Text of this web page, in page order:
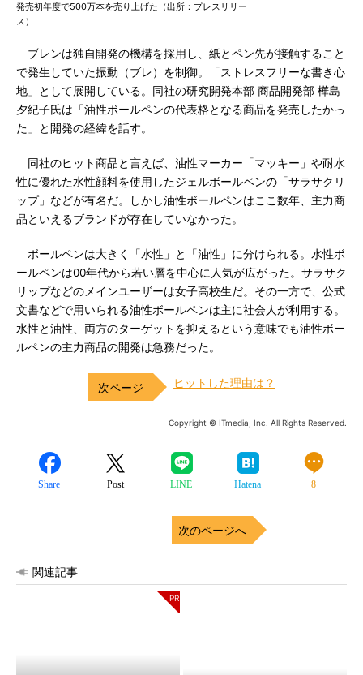
発売初年度で500万本を売り上げた（出所：プレスリリー
ス）
ブレンは独自開発の機構を採用し、紙とペン先が接触すること
で発生していた振動（ブレ）を制御。「ストレスフリーな書き心
地」として展開している。同社の研究開発本部 商品開発部 樺島
夕紀子氏は「油性ボールペンの代表格となる商品を発売したかっ
た」と開発の経緯を話す。
同社のヒット商品と言えば、油性マーカー「マッキー」や耐水
性に優れた水性顔料を使用したジェルボールペンの「サラサクリ
ップ」などが有名だ。しかし油性ボールペンはここ数年、主力商
品といえるブランドが存在していなかった。
ボールペンは大きく「水性」と「油性」に分けられる。水性ボ
ールペンは00年代から若い層を中心に人気が広がった。サラサク
リップなどのメインユーザーは女子高校生だ。その一方で、公式
文書などで用いられる油性ボールペンは主に社会人が利用する。
水性と油性、両方のターゲットを抑えるという意味でも油性ボー
ルペンの主力商品の開発は急務だった。
ヒットした理由は？
Copyright © ITmedia, Inc. All Rights Reserved.
Share Post LINE Hatena 8
次のページへ
関連記事